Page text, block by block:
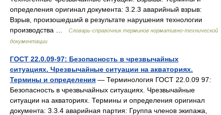
определения оригинал документа: 3.2.3 аварийный взрыв:
Взрыв, произошедший в результате нарушения технологии
производства …
Словарь-справочник терминов нормативно-технической
документации
ГОСТ 22.0.09-97: Безопасность в чрезвычайных
ситуациях. Чрезвычайные ситуации на акваториях.
Термины и определения — Терминология ГОСТ 22.0.09 97:
Безопасность в чрезвычайных ситуациях. Чрезвычайные
ситуации на акваториях. Термины и определения оригинал
документа: 3.3.4 аварийная партия: Группа членов экипажа,